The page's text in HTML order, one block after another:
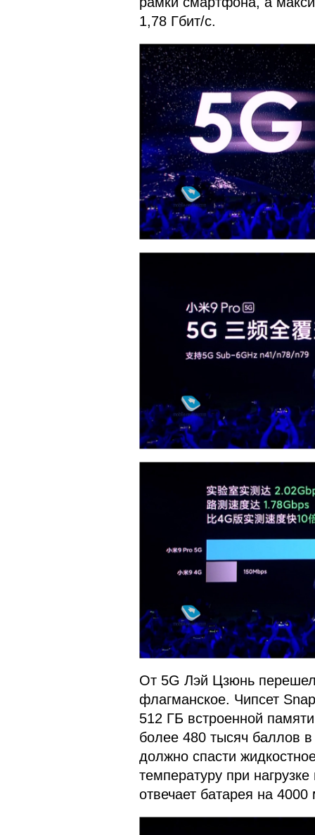
1,78 Гбит/с.
От 5G Лэй Цзюнь
флагманское. Чипсет
512 ГБ встроенной
более 480 тысяч баллов в
должно спасти
температуру при
отвечает батарея на 4000